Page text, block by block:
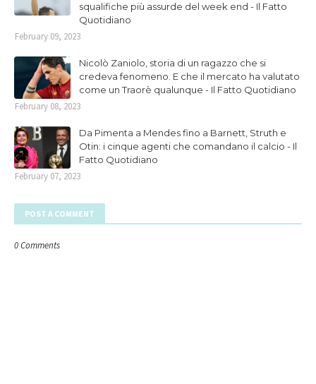
squalifiche più assurde del week end - Il Fatto
Quotidiano
February 09, 2023
Nicolò Zaniolo, storia di un ragazzo che si
credeva fenomeno. E che il mercato ha valutato
come un Traorè qualunque - Il Fatto Quotidiano
February 08, 2023
Da Pimenta a Mendes fino a Barnett, Struth e
Otin: i cinque agenti che comandano il calcio - Il
Fatto Quotidiano
February 07, 2023
POST A COMMENT
0 Comments